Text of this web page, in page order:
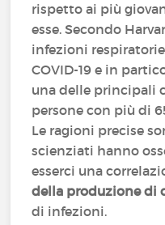
rispetto ai più
esse. Secondo
infezioni
COVID-19 e in
una delle principali
persone con più di
Le ragioni precise
scienziati hanno
esserci una
della produzione di
di infezioni.